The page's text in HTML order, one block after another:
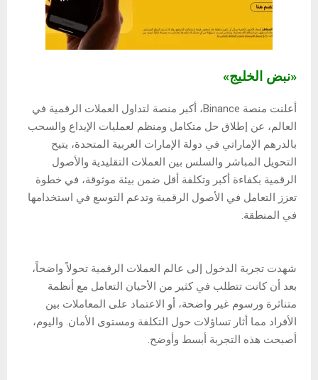
«نبض الخليج»
أعلنت منصة Binance، أكبر منصة لتداول العملات الرقمية في
العالم، عن إطلاق حل متكامل ومنظم لعمليات الإيداع والسحب
بالدرهم الإماراتي في دولة الإمارات العربية المتحدة، يتيح
التحويل المباشر والسلس بين العملات التقليدية والأصول
الرقمية بكفاءة أكبر وتكلفة أقل ضمن بيئة موثوقة، في خطوة
تعزز التعامل في الأصول الرقمية وتدعم التوسع في استخدامها
في المنطقة.
شهدت تجربة الدخول إلى عالم العملات الرقمية تحولاً واضحاً،
بعد أن كانت تتطلب في كثير من الأحيان التعامل مع أنظمة
متناثرة ورسوم غير واضحة، أو الاعتماد على المعاملات بين
الأفراد مما أثار تساؤلات حول التكلفة ومستوى الأمان. واليوم،
أصبحت هذه التجربة أبسط وأوضح.